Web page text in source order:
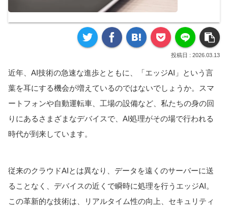
2026.03.13
近年、AI技術の急速な進歩とともに、「エッジAI」という言
葉を耳にする機会が増えているのではないでしょうか。スマ
ートフォンや自動運転車、工場の設備など、私たちの身の回
りにあるさまざまなデバイスで、AI処理がその場で行われる
時代が到来しています。
従来のクラウドAIとは異なり、データを遠くのサーバーに送
ることなく、デバイスの近くで瞬時に処理を行うエッジAI。
この革新的な技術は、リアルタイム性の向上、セキュリティ